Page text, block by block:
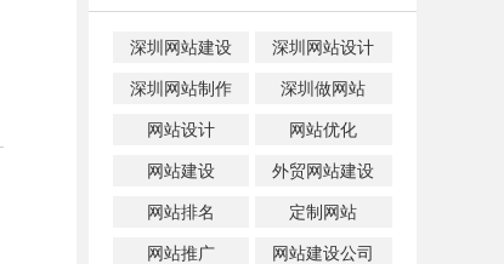
深圳网站建设 深圳网站设计
深圳网站制作 深圳做网站
网站设计 网站优化
网站建设 外贸网站建设
网站排名 定制网站
网站推广 网站建设公司